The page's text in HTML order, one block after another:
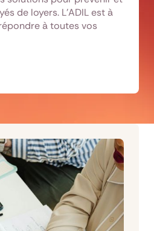
de loyers. L’ADIL est à
à toutes vos